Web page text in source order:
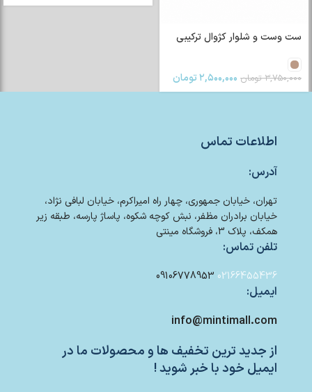
ست وست و شلوار کژوال ترکیبی
۳,۷۵۰,۰۰۰ تومان ۲,۵۰۰,۰۰۰تومان
اطلاعات تماس
آدرس:
تهران، خیابان جمهوری، چهار راه امیراکرم، خیابان لبافی نژاد،
خیابان برادران مظفر، نبش کوچه شکوه، پاساژ پارسه، طبقه زیر
همکف، پلاک 3، فروشگاه مینتی
تلفن تماس:
02166455436
09106778953
ایمیل:
info@mintimall.com
از جدید ترین تخفیف ها و محصولات ما در
ایمیل خود با خبر شوید !